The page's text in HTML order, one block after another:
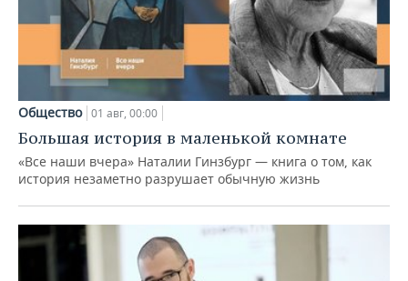
Общество 01 авг, 00:00
Большая история в маленькой комнате
«Все наши вчера» Наталии Гинзбург — книга о том, как
история незаметно разрушает обычную жизнь